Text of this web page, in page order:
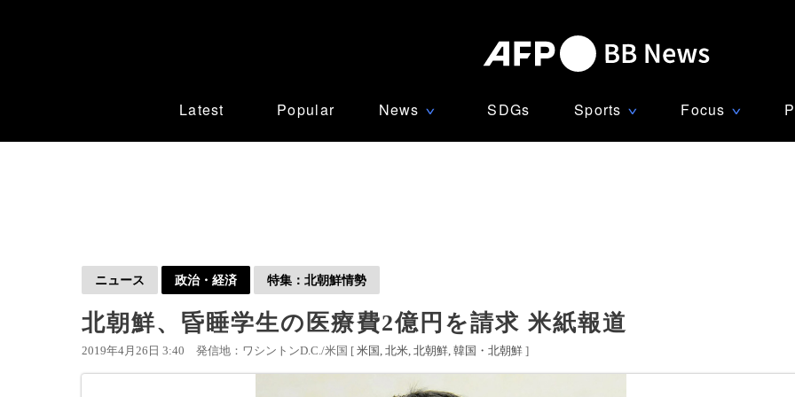
Latest Popular News ∨ SDGs Sports ∨ Focus ∨
ニュース 政治・経済 特集：北朝鮮情勢
北朝鮮、昏睡学生の医療費2億円を請求 米紙報道
2019年4月26日 3:40 発信地：ワシントンD.C./米国 [ 米国 北米 北朝鮮 韓国・北朝鮮 ]